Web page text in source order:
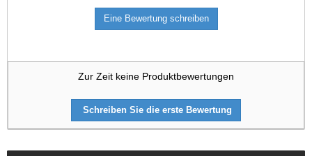
Eine Bewertung schreiben
Zur Zeit keine Produktbewertungen
Schreiben Sie die erste Bewertung